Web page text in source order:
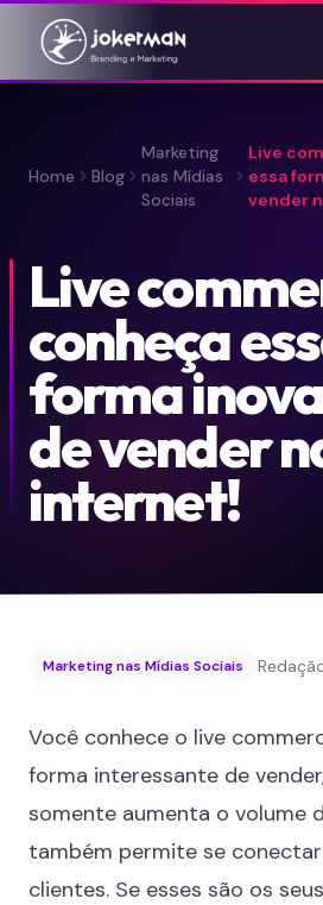
Home Blog
Marketing
nas Mídias
Sociais
Live
essa
vender
Live
conheça
forma
de vender
internet!
Marketing nas Mídias Sociais
Você conhece o live
forma interessante de
somente aumenta o volume
também permite se
clientes. Se esses são os